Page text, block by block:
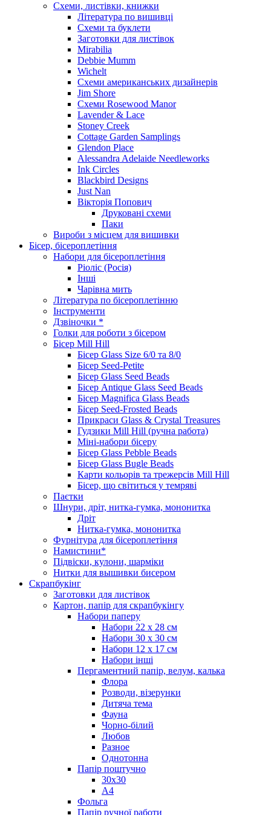
Схеми, листівки, книжки
Література по вишивці
Схеми та буклети
Заготовки для листівок
Mirabilia
Debbie Mumm
Wichelt
Схеми американських дизайнерів
Jim Shore
Cхеми Rosewood Manor
Lavender & Lace
Stoney Creek
Cottage Garden Samplings
Glendon Place
Alessandra Adelaide Needleworks
Ink Circles
Blackbird Designs
Just Nan
Вікторія Попович
Друковані схеми
Паки
Вироби з місцем для вишивки
Бісер, бісероплетіння
Набори для бісероплетіння
Ріоліс (Росія)
Інші
Чарівна мить
Література по бісероплетінню
Інструменти
Дзвіночки *
Голки для роботи з бісером
Бісер Mill Hill
Бісер Glass Size 6/0 та 8/0
Бісер Seed-Petite
Бісер Glass Seed Beads
Бісер Antique Glass Seed Beads
Бісер Magnifica Glass Beads
Бісер Seed-Frosted Beads
Прикраси Glass & Crystal Treasures
Гудзики Mill Hill (ручна работа)
Міні-набори бісеру
Бісер Glass Pebble Beads
Бісер Glass Bugle Beads
Карти кольорів та трежерсів Mill Hill
Бісер, що світиться у темряві
Паєтки
Шнури, дріт, нитка-гумка, мононитка
Дріт
Нитка-гумка, мононитка
Фурнітура для бісероплетіння
Намистини*
Підвіски, кулони, шарміки
Нитки для вышивки бисером
Скрапбукінг
Заготовки для листівок
Картон, папір для скрапбукінгу
Набори паперу
Набори 22 х 28 см
Набори 30 х 30 см
Набори 12 х 17 см
Набори інші
Пергаментний папір, велум, калька
Флора
Розводи, візерунки
Дитяча тема
Фауна
Чорно-білий
Любов
Разное
Однотонна
Папір поштучно
30х30
А4
Фольга
Папір ручної работи